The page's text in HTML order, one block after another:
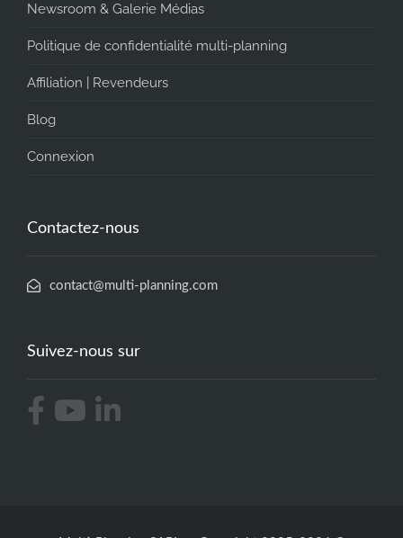
Newsroom & Galerie Médias
Politique de confidentialité multi-planning
Affiliation | Revendeurs
Blog
Connexion
Contactez-nous
contact@multi-planning.com
Suivez-nous sur